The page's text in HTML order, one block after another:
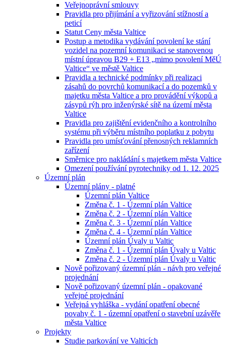
Veřejnoprávní smlouvy
Pravidla pro přijímání a vyřizování stížností a
peticí
Statut Ceny města Valtice
Postup a metodika vydávání povolení ke stání
vozidel na pozemní komunikaci se stanovenou
místní úpravou B29 + E13 „mimo povolení MěÚ
Valtice“ ve městě Valtice
Pravidla a technické podmínky při realizaci
zásahů do povrchů komunikací a do pozemků v
majetku města Valtice a pro provádění výkopů a
zásypů rýh pro inženýrské sítě na území města
Valtice
Pravidla pro zajištění evidenčního a kontrolního
systému při výběru místního poplatku z pobytu
Pravidla pro umísťování přenosných reklamních
zařízení
Směrnice pro nakládání s majetkem města Valtice
Omezení používání pyrotechniky od 1. 12. 2025
Územní plán
Územní plány - platné
Územní plán Valtice
Změna č. 1 - Územní plán Valtice
Změna č. 2 - Územní plán Valtice
Změna č. 3 - Územní plán Valtice
Změna č. 4 - Územní plán Valtice
Územní plán Úvaly u Valtic
Změna č. 1 - Územní plán Úvaly u Valtic
Změna č. 2 - Územní plán Úvaly u Valtic
Nově pořizovaný územní plán - návh pro veřejné
projednání
Nově pořizovaný územní plán - opakované
veřejné projednání
Veřejná vyhláška - vydání opatření obecné
povahy č. 1 - územní opatření o stavební uzávěře
města Valtice
Projekty
Studie parkování ve Valticích